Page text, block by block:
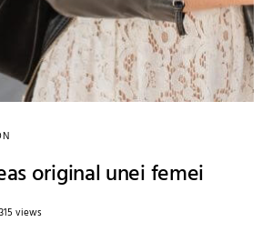
original unei femei
315 views